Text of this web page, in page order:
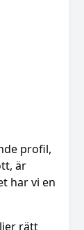
profil,
är
har vi en
rätt